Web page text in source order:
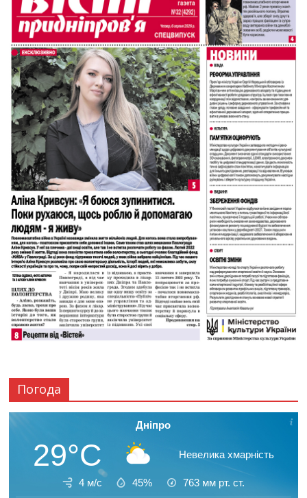
Погода
Дніпро
29°C Невелика хмарність
4 м/с 45% 763 мм рт. ст.